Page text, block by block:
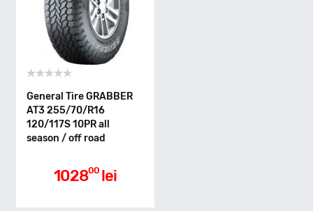
120/117
E
Aderenta pe carosabil ud
General Tire GRABBER
AT3 255/70/R16
120/117S 10PR all
season / off road
102800 lei